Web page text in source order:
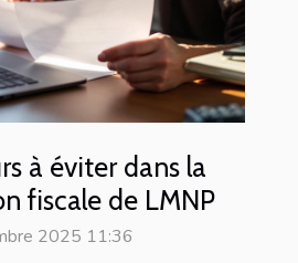
à éviter dans la
fiscale de LMNP
2025 11:36